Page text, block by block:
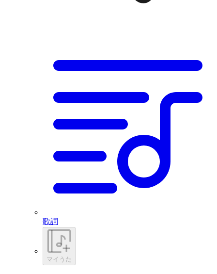
歌詞
マイうた